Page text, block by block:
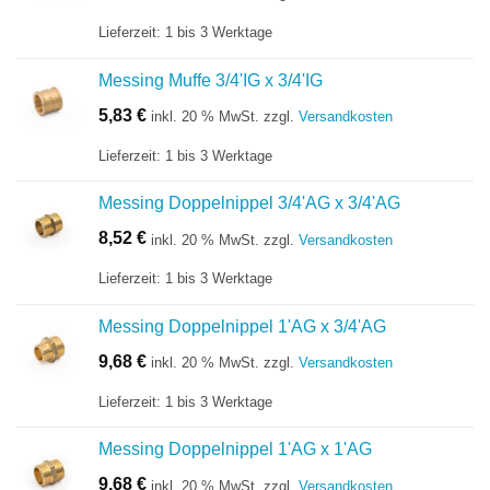
Lieferzeit: 1 bis 3 Werktage
Messing Muffe 3/4'IG x 3/4'IG
5,83 € inkl. 20 % MwSt. zzgl. Versandkosten
Lieferzeit: 1 bis 3 Werktage
Messing Doppelnippel 3/4'AG x 3/4'AG
8,52 € inkl. 20 % MwSt. zzgl. Versandkosten
Lieferzeit: 1 bis 3 Werktage
Messing Doppelnippel 1'AG x 3/4'AG
9,68 € inkl. 20 % MwSt. zzgl. Versandkosten
Lieferzeit: 1 bis 3 Werktage
Messing Doppelnippel 1'AG x 1'AG
9,68 € inkl. 20 % MwSt. zzgl. Versandkosten